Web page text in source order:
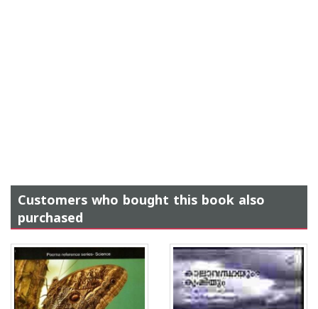
Customers who bought this book also
purchased